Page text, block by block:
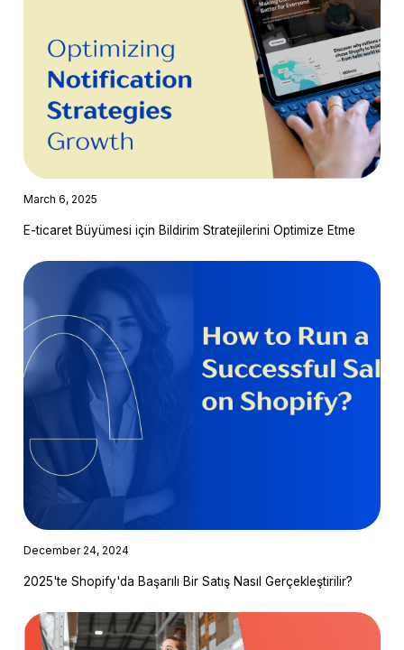
March 6, 2025
E-ticaret Büyümesi için Bildirim Stratejilerini Optimize Etme
December 24, 2024
2025'te Shopify'da Başarılı Bir Satış Nasıl Gerçekleştirilir?